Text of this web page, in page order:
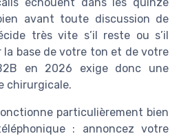
avant toute discussion de
très vite s’il reste ou s’il
base de votre ton et de votre
en 2026 exige donc une
chirurgicale.
particulièrement bien
: annoncez votre